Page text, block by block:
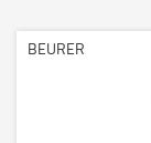
BEURER